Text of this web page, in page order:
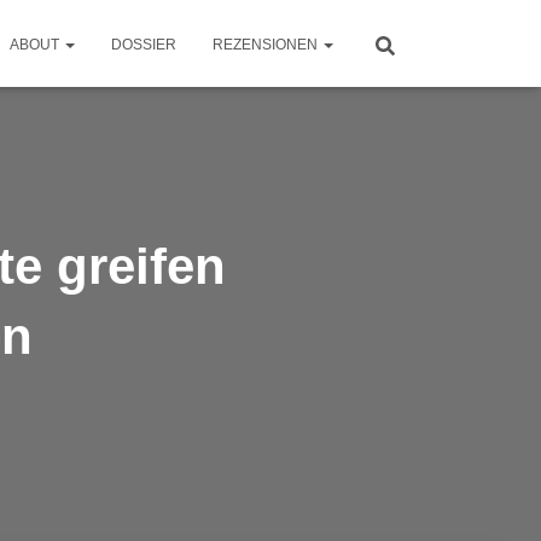
ABOUT DOSSIER REZENSIONEN
greifen